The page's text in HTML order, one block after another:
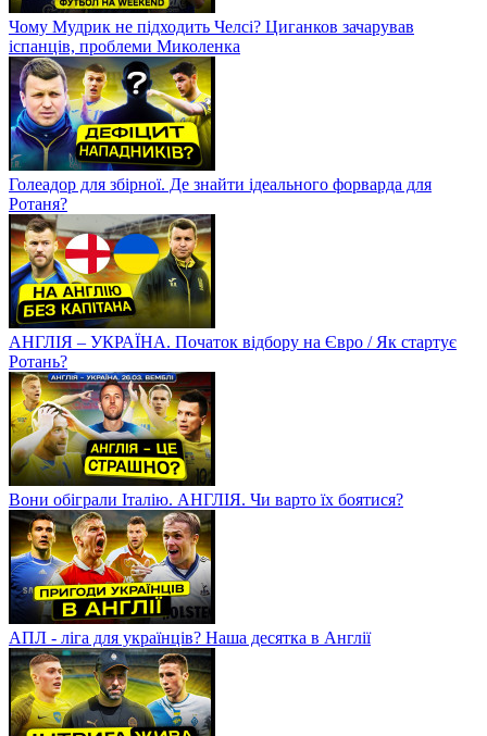
Чому Мудрик не підходить Челсі? Циганков зачарував
іспанців, проблеми Миколенка
Голеадор для збірної. Де знайти ідеального форварда для
Ротаня?
АНГЛІЯ – УКРАЇНА. Початок відбору на Євро / Як стартує
Ротань?
Вони обіграли Італію. АНГЛІЯ. Чи варто їх боятися?
АПЛ - ліга для українців? Наша десятка в Англії